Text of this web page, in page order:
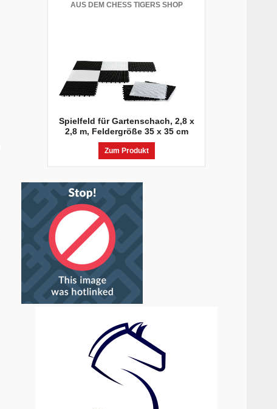
AUS DEM CHESS TIGERS SHOP
Spielfeld für Gartenschach, 2,8 x
2,8 m, Feldergröße 35 x 35 cm
Zum Produkt